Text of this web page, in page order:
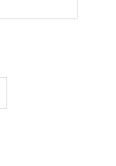
par email